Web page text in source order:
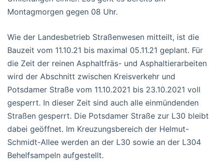
Montagmorgen gegen 08 Uhr.
Wie der Landesbetrieb Straßenwesen mitteilt, ist die
Bauzeit vom 11.10.21 bis maximal 05.11.21 geplant. Für
die Zeit der reinen Asphaltfräs- und Asphaltierarbeiten
wird der Abschnitt zwischen Kreisverkehr und
Potsdamer Straße vom 11.10.2021 bis 23.10.2021 voll
gesperrt. In dieser Zeit sind auch alle einmündenden
Straßen gesperrt. Die Potsdamer Straße zur L30 bleibt
dabei geöffnet. Im Kreuzungsbereich der Helmut-
Schmidt-Allee werden an der L30 sowie an der L304
Behelfsampeln aufgestellt.